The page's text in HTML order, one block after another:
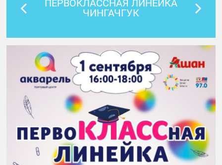
ПЕРВОКЛАССНАЯ ЛИНЕЙКА
ЧИНГАЧГУК